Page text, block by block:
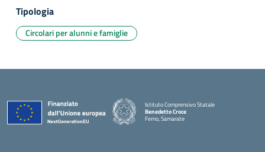
Tipologia
Circolari per alunni e famiglie
Istituto Comprensivo Statale
Benedetto Croce
Ferno, Samarate